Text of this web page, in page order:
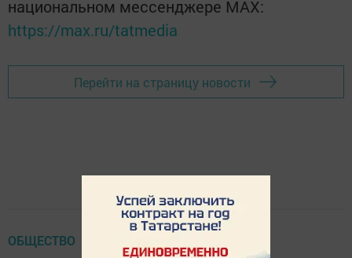
национальном мессенджере MАХ:
https://max.ru/tatmedia
Перейти на страницу новости
ОБЩЕСТВО